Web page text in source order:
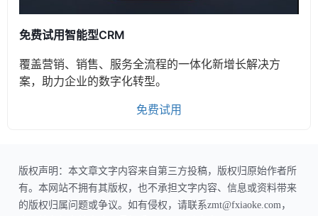
免费试用智能型CRM
覆盖营销、销售、服务全流程的一体化新增长解决方
案，助力企业的数字化转型。
免费试用
版权声明：本文章文字内容来自第三方投稿，版权归原始作者所
有。本网站不拥有其版权，也不承担文字内容、信息或资料带来
的版权归属问题或争议。如有侵权，请联系zmt@fxiaoke.com，